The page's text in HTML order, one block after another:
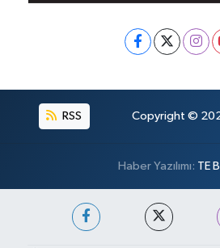
RSS Copyright ©
Haber Yazılımı: TE